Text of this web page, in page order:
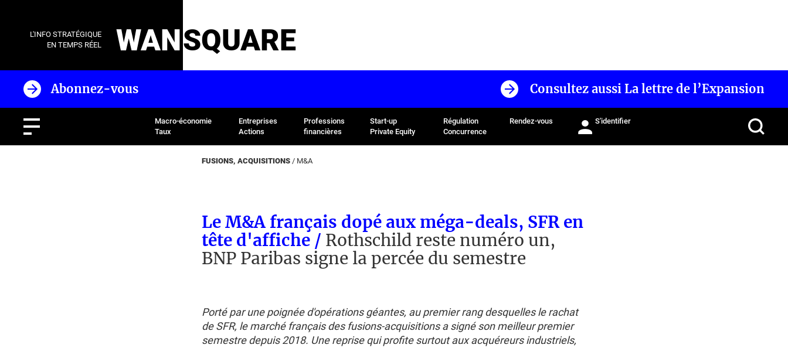
L'INFO STRATÉGIQUE
EN TEMPS RÉEL
WANSQUARE
Abonnez-vous Consultez aussi La lettre de l’Expansion
Macro-économie
Taux
Entreprises
Actions
Professions
financières
Start-up
Private Equity
Régulation
Concurrence
Rendez-vous S'identifier
FUSIONS, ACQUISITIONS / M&A
Le M&A français dopé aux méga-deals, SFR en
tête d'affiche / Rothschild reste numéro un,
BNP Paribas signe la percée du semestre
Porté par une poignée d'opérations géantes, au premier rang desquelles le rachat
de SFR, le marché français des fusions-acquisitions a signé son meilleur premier
semestre depuis 2018. Une reprise qui profite surtout aux acquéreurs industriels,